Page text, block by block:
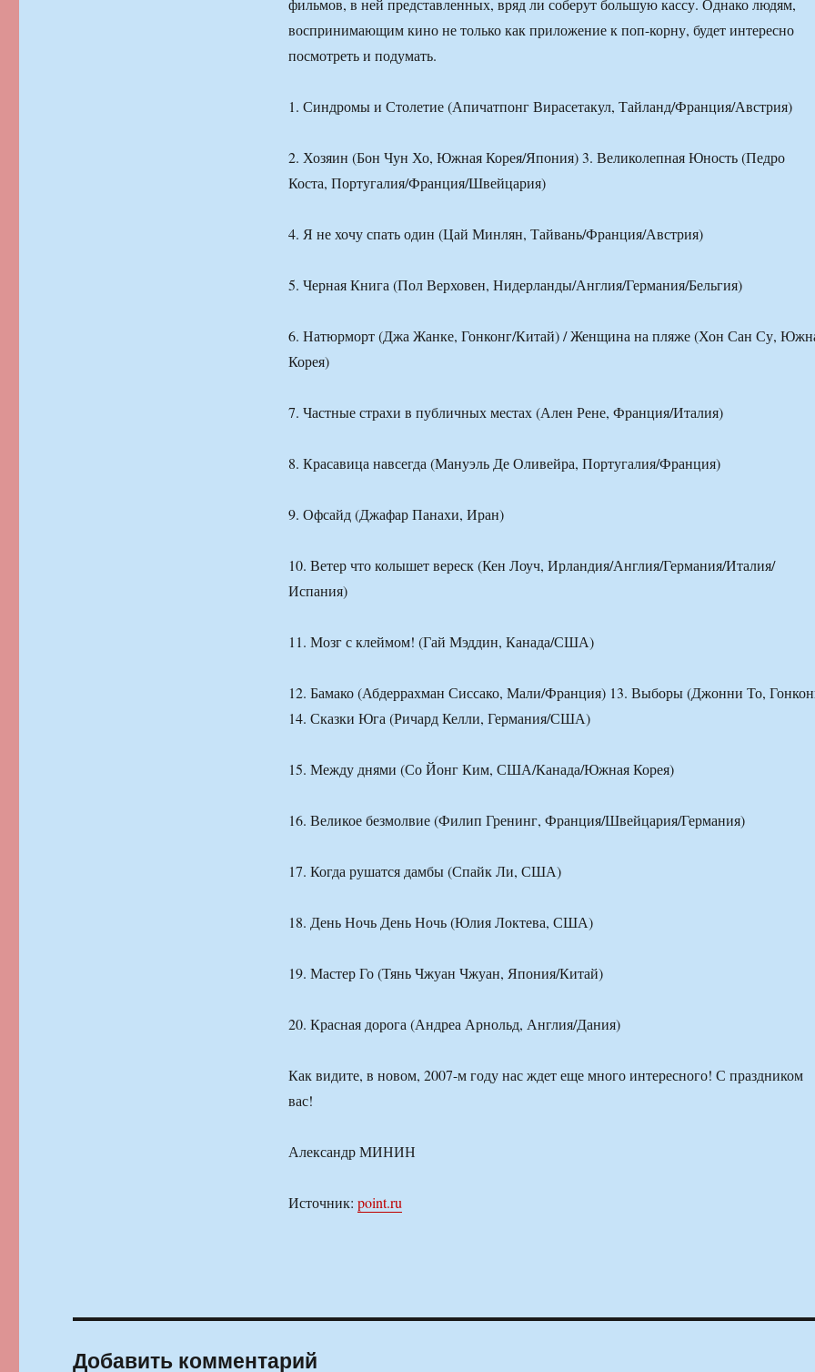
фильмов, в ней представленных, вряд ли соберут большую кассу. Однако людям,
воспринимающим кино не только как приложение к поп-корну, будет интересно
посмотреть и подумать.
1. Синдромы и Столетие (Апичатпонг Вирасетакул, Тайланд/Франция/Австрия)
2. Хозяин (Бон Чун Хо, Южная Корея/Япония) 3. Великолепная Юность (Педро
Коста, Португалия/Франция/Швейцария)
4. Я не хочу спать один (Цай Минлян, Тайвань/Франция/Австрия)
5. Черная Книга (Пол Верховен, Нидерланды/Англия/Германия/Бельгия)
6. Натюрморт (Джа Жанке, Гонконг/Китай) / Женщина на пляже (Хон Сан Су,
Корея)
7. Частные страхи в публичных местах (Ален Рене, Франция/Италия)
8. Красавица навсегда (Мануэль Де Оливейра, Португалия/Франция)
9. Офсайд (Джафар Панахи, Иран)
10. Ветер что колышет вереск (Кен Лоуч, Ирландия/Англия/Германия/Италия/
Испания)
11. Мозг с клеймом! (Гай Мэддин, Канада/США)
12. Бамако (Абдеррахман Сиссако, Мали/Франция) 13. Выборы (Джонни То,
14. Сказки Юга (Ричард Келли, Германия/США)
15. Между днями (Со Йонг Ким, США/Канада/Южная Корея)
16. Великое безмолвие (Филип Гренинг, Франция/Швейцария/Германия)
17. Когда рушатся дамбы (Спайк Ли, США)
18. День Ночь День Ночь (Юлия Локтева, США)
19. Мастер Го (Тянь Чжуан Чжуан, Япония/Китай)
20. Красная дорога (Андреа Арнольд, Англия/Дания)
Как видите, в новом, 2007-м году нас ждет еще много интересного! С праздником
вас!
Александр МИНИН
Источник: point.ru
Добавить комментарий